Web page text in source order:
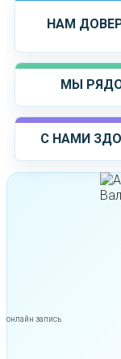
НАМ
МЫ
С НАМИ
онлайн запись